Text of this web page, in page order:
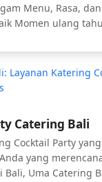
Menu, Rasa,
Momen ulang
Catering Bali
Cocktail Party
yang
Bali, Uma Catering